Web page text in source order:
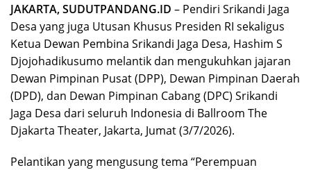
JAKARTA, SUDUTPANDANG.ID – Pendiri Srikandi Jaga
Desa yang juga Utusan Khusus Presiden RI sekaligus
Ketua Dewan Pembina Srikandi Jaga Desa, Hashim S
Djojohadikusumo melantik dan mengukuhkan jajaran
Dewan Pimpinan Pusat (DPP), Dewan Pimpinan Daerah
(DPD), dan Dewan Pimpinan Cabang (DPC) Srikandi
Jaga Desa dari seluruh Indonesia di Ballroom The
Djakarta Theater, Jakarta, Jumat (3/7/2026).
Pelantikan yang mengusung tema “Perempuan